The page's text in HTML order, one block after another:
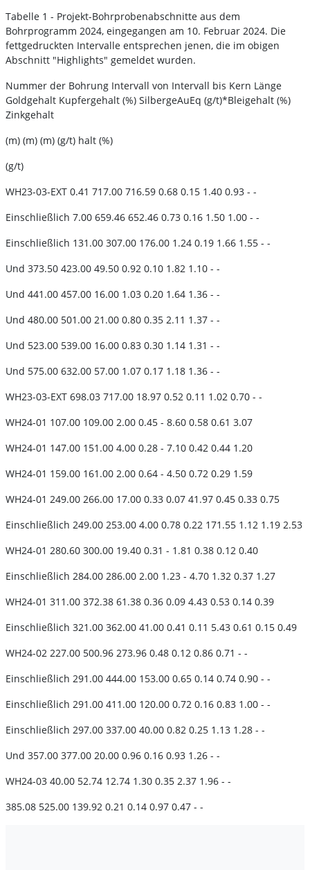
Tabelle 1 - Projekt-Bohrprobenabschnitte aus dem
Bohrprogramm 2024, eingegangen am 10. Februar 2024. Die
fettgedruckten Intervalle entsprechen jenen, die im obigen
Abschnitt "Highlights" gemeldet wurden.
Nummer der Bohrung Intervall von Intervall bis Kern Länge
Goldgehalt Kupfergehalt (%) SilbergeAuEq (g/t)*Bleigehalt (%)
Zinkgehalt
(m) (m) (m) (g/t) halt (%)
(g/t)
WH23-03-EXT 0.41 717.00 716.59 0.68 0.15 1.40 0.93 - -
Einschließlich 7.00 659.46 652.46 0.73 0.16 1.50 1.00 - -
Einschließlich 131.00 307.00 176.00 1.24 0.19 1.66 1.55 - -
Und 373.50 423.00 49.50 0.92 0.10 1.82 1.10 - -
Und 441.00 457.00 16.00 1.03 0.20 1.64 1.36 - -
Und 480.00 501.00 21.00 0.80 0.35 2.11 1.37 - -
Und 523.00 539.00 16.00 0.83 0.30 1.14 1.31 - -
Und 575.00 632.00 57.00 1.07 0.17 1.18 1.36 - -
WH23-03-EXT 698.03 717.00 18.97 0.52 0.11 1.02 0.70 - -
WH24-01 107.00 109.00 2.00 0.45 - 8.60 0.58 0.61 3.07
WH24-01 147.00 151.00 4.00 0.28 - 7.10 0.42 0.44 1.20
WH24-01 159.00 161.00 2.00 0.64 - 4.50 0.72 0.29 1.59
WH24-01 249.00 266.00 17.00 0.33 0.07 41.97 0.45 0.33 0.75
Einschließlich 249.00 253.00 4.00 0.78 0.22 171.55 1.12 1.19 2.53
WH24-01 280.60 300.00 19.40 0.31 - 1.81 0.38 0.12 0.40
Einschließlich 284.00 286.00 2.00 1.23 - 4.70 1.32 0.37 1.27
WH24-01 311.00 372.38 61.38 0.36 0.09 4.43 0.53 0.14 0.39
Einschließlich 321.00 362.00 41.00 0.41 0.11 5.43 0.61 0.15 0.49
WH24-02 227.00 500.96 273.96 0.48 0.12 0.86 0.71 - -
Einschließlich 291.00 444.00 153.00 0.65 0.14 0.74 0.90 - -
Einschließlich 291.00 411.00 120.00 0.72 0.16 0.83 1.00 - -
Einschließlich 297.00 337.00 40.00 0.82 0.25 1.13 1.28 - -
Und 357.00 377.00 20.00 0.96 0.16 0.93 1.26 - -
WH24-03 40.00 52.74 12.74 1.30 0.35 2.37 1.96 - -
385.08 525.00 139.92 0.21 0.14 0.97 0.47 - -